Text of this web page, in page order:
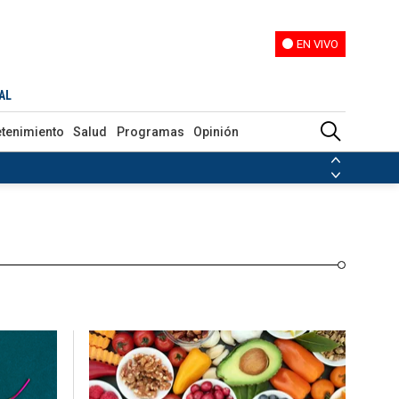
EN VIVO
Salud Programas Opinión
Venezuela Nicolás Maduro
de las FARC